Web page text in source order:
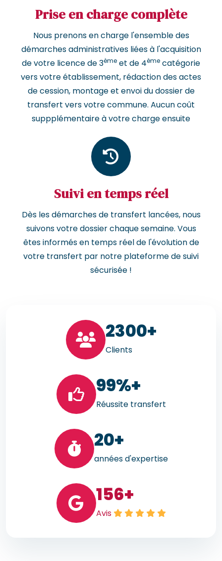
Prise en charge complète
Nous prenons en charge l'ensemble des
démarches administratives liées à l'acquisition
de votre licence de 3ème et de 4ème catégorie
vers votre établissement, rédaction des actes
de cession, montage et envoi du dossier de
transfert vers votre commune. Aucun coût
suppplémentaire à votre charge ensuite
Suivi en temps réel
Dès les démarches de transfert lancées, nous
suivons votre dossier chaque semaine. Vous
êtes informés en temps réel de l'évolution de
votre transfert par notre plateforme de suivi
sécurisée !
2300+
Clients
99%+
Réussite transfert
20+
années d'expertise
156+
Avis